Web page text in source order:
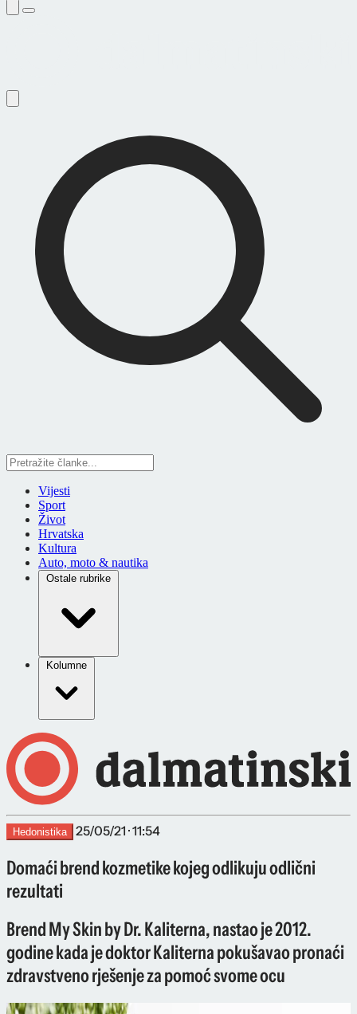
Vijesti
Sport
Život
Hrvatska
Kultura
Auto, moto & nautika
Ostale rubrike
Kolumne
Hedonistika 25/05/21 · 11:54
Domaći brend kozmetike kojeg odlikuju odlični
rezultati
Brend My Skin by Dr. Kaliterna, nastao je 2012.
godine kada je doktor Kaliterna pokušavao pronaći
zdravstveno rješenje za pomoć svome ocu